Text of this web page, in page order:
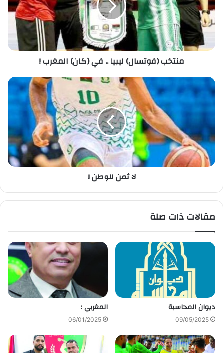
منتخب (فوتسال) ليبيا .. في (كان) المغرب !
لا ثمن للوطن !
مقالات ذات صلة
ديوان المحاسبة
09/05/2025
المغربي :
06/01/2025